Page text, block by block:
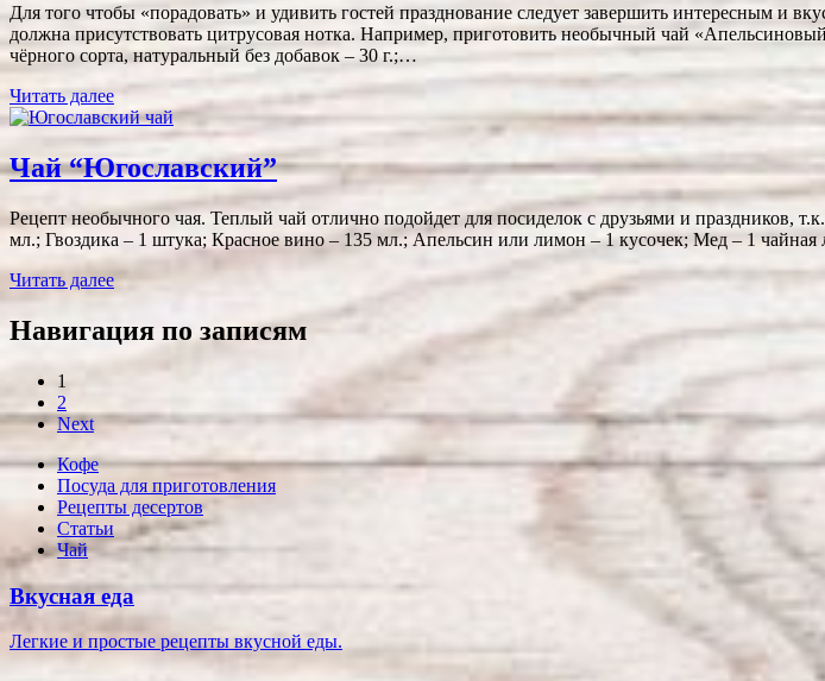
Для того чтобы «порадовать» и удивить гостей празднование следует завершить интересным и
должна присутствовать цитрусовая нотка. Например, приготовить необычный чай
чёрного сорта, натуральный без добавок – 30 г.;…
Читать далее
Чай “Югославский”
Рецепт необычного чая. Теплый чай отлично подойдет для посиделок с друзьями и праздников,
мл.; Гвоздика – 1 штука; Красное вино – 135 мл.; Апельсин или лимон – 1 кусочек; Мед – 1
Читать далее
Навигация по записям
1
2
Next
Кофе
Посуда для приготовления
Рецепты десертов
Статьи
Чай
Вкусная еда
Легкие и простые рецепты вкусной еды.